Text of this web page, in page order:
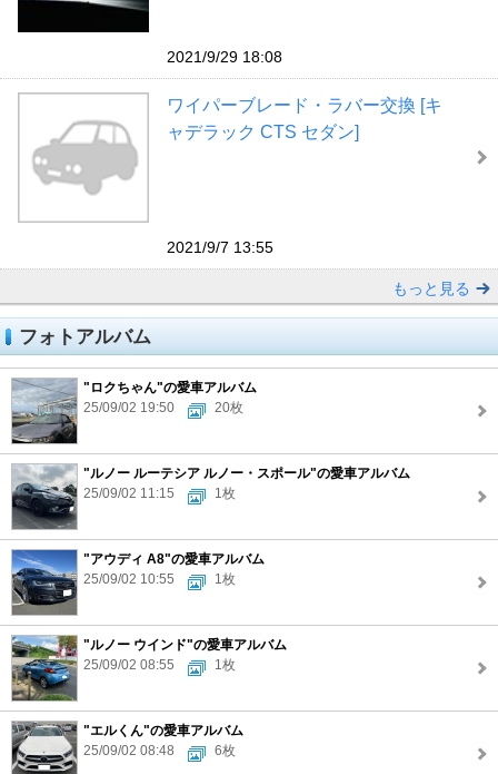
2021/9/29 18:08
ワイパーブレード・ラバー交換 [キ
ャデラック CTS セダン]
2021/9/7 13:55
もっと見る
フォトアルバム
"ロクちゃん"の愛車アルバム
25/09/02 19:50
20枚
"ルノー ルーテシア ルノー・スポール"の愛車アルバム
25/09/02 11:15
1枚
"アウディ A8"の愛車アルバム
25/09/02 10:55
1枚
"ルノー ウインド"の愛車アルバム
25/09/02 08:55
1枚
"エルくん"の愛車アルバム
25/09/02 08:48
6枚